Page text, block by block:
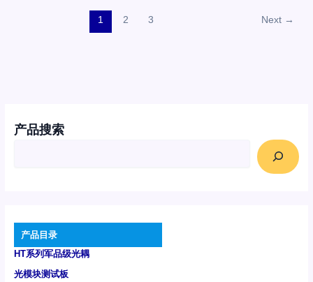
产品搜索
产品目录
HT系列军品级光耦
光模块测试板
1 2 3 Next →